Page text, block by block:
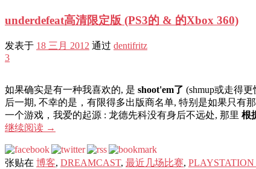
underdefeat高清限定版 (PS3的 & 的Xbox 360)
发表于 18 三月 2012 通过 dentifritz
3
如果确实是有一种我喜欢的, 是 shoot'em了 (shmup或走得
后一期, 不幸的是，有限得多出版商名单, 特别是如果只有
一个游戏，我爱的起源 : 龙德先科没有身后不远处, 那里 根
继续阅读 →
张贴在 博客, DREAMCAST, 最近几场比赛, PLAYSTATION